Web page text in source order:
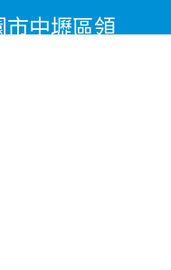
中壢區領